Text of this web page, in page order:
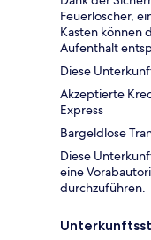
Feuerlöscher,
Kasten können
Aufenthalt
Diese
Akzeptierte
Express
Bargeldlose
Diese
eine
durchzuführen.